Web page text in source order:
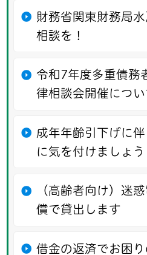
財務省関東財務局
相談を！
令和7年度多重債務
律相談会開催につい
成年年齢引下げに
に気を付けましょう
（高齢者向け）迷
償で貸出します
借金の返済でお困